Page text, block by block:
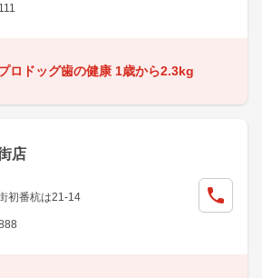
ロドッグ歯の健康 1歳から2.3kg
店
初番杭は21-14